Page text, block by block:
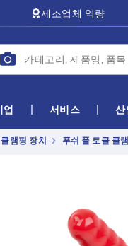
제조업체 역량
업 서비스 산
램핑 장치 푸쉬 풀 토글 클